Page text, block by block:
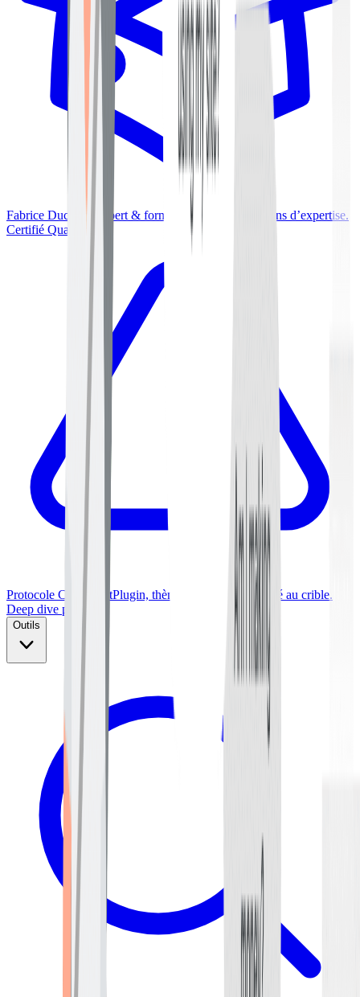
Fabrice Ducarme Expert & formateur WordPress,
ans d’expertise.
Certifié Qualiopi.
Protocole Crash-TestPlugin, thème ou hébergeur passé au crible.
Deep dive publié.
Outils